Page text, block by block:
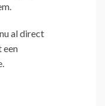
al direct
een